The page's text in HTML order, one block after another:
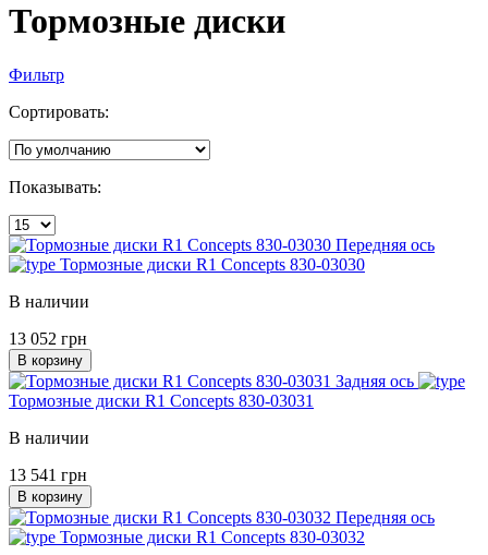
Тормозные диски
Фильтр
Сортировать:
Показывать:
Передняя ось
Тормозные диски R1 Concepts 830-03030
В наличии
13 052 грн
В корзину
Задняя ось
Тормозные диски R1 Concepts 830-03031
В наличии
13 541 грн
В корзину
Передняя ось
Тормозные диски R1 Concepts 830-03032